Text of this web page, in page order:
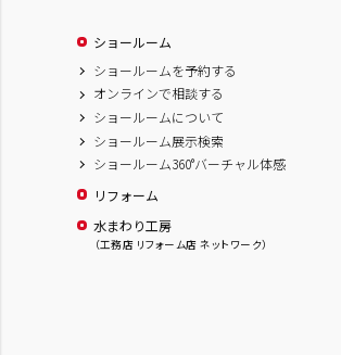
ショールーム
ショールームを予約する
オンラインで相談する
ショールームについて
ショールーム展示検索
ショールーム360°バーチャル体感
リフォーム
水まわり工房
（工務店 リフォーム店 ネットワーク）